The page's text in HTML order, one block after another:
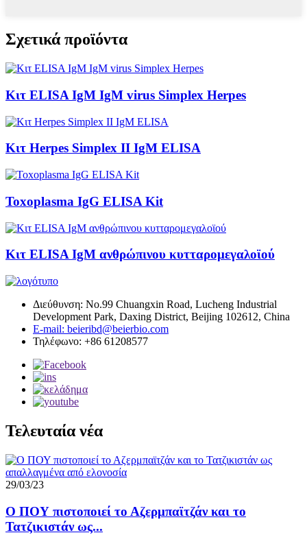
Σχετικά προϊόντα
Κιτ ELISA IgM IgM virus Simplex Herpes
Κιτ Herpes Simplex II IgM ELISA
Toxoplasma IgG ELISA Kit
Κιτ ELISA IgM ανθρώπινου κυτταρομεγαλοϊού
Διεύθυνση: No.99 Chuangxin Road, Lucheng Industrial
Development Park, Daxing District, Beijing 102612, China
E-mail: beieribd@beierbio.com
Τηλέφωνο: +86 61208577
Τελευταία νέα
29/03/23
Ο ΠΟΥ πιστοποιεί το Αζερμπαϊτζάν και το
Τατζικιστάν ως...